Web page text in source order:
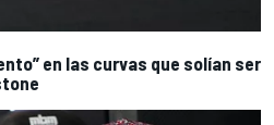
en las curvas que solían ser